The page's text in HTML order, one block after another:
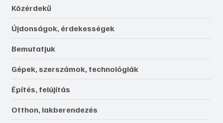
Közérdekű
Újdonságok, érdekességek
Bemutatjuk
Gépek, szerszámok, technológiák
Építés, felújítás
Otthon, lakberendezés